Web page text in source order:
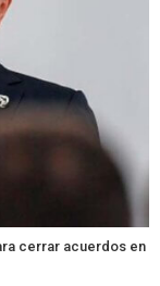
cerrar acuerdos en